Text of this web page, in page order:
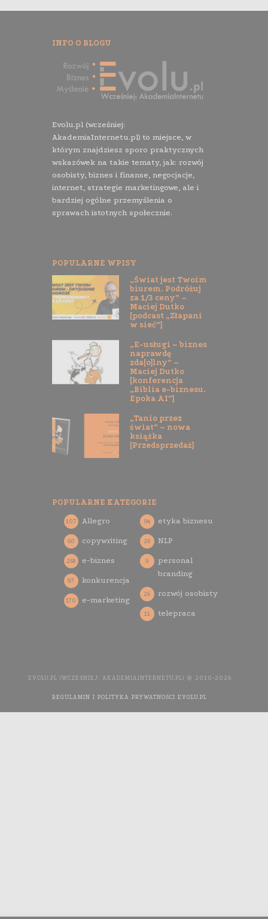
INFO O BLOGU
Evolu.pl (wcześniej:
AkademiaInternetu.pl) to miejsce, w
którym znajdziesz sporo praktycznych
wskazówek na takie tematy, jak: rozwój
osobisty, biznes i finanse, negocjacje,
internet, strategie marketingowe, ale i
bardziej ogólne przemyślenia o
sprawach istotnych społecznie.
POPULARNE WPISY
„Świat jest Twoim
biurem. Podróżuj
za 1/3 ceny” –
Maciej Dutko
[podcast „Złapani
w sieć”]
„E-usługi – biznes
naprawdę
zda[o]lny” –
Maciej Dutko
[konferencja
„Biblia e-biznesu.
Epoka AI”]
„Tanio przez
świat” – nowa
książka
[Przedsprzedaż]
POPULARNE KATEGORIE
Allegro
107
copywriting
60
e-biznes
268
konkurencja
97
e-marketing
170
etyka biznesu
94
NLP
29
personal
branding
9
rozwój osobisty
26
telepraca
11
EVOLU.PL (WCZEŚNIEJ: AKADEMIAINTERNETU.PL) © 2010-2026
REGULAMIN I POLITYKA PRYWATNOŚCI EVOLU.PL